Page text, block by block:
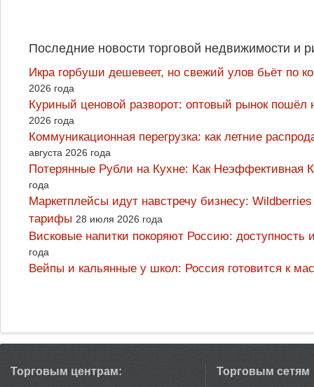
Последние новости торговой недвижимости и
Икра горбуши дешевеет, но свежий улов бьёт по
2026 года
Куриный ценовой разворот: оптовый рынок
2026 года
Коммуникационная перегрузка: как летние
августа 2026 года
Потерянные Рубли на Кухне: Как
года
Маркетплейсы идут навстречу бизнесу:
тарифы 28 июля 2026 года
Висковые напитки покоряют Россию:
года
Вейпы и кальянные у школ: Россия готовится к
Торговым центрам: Торговым сетям